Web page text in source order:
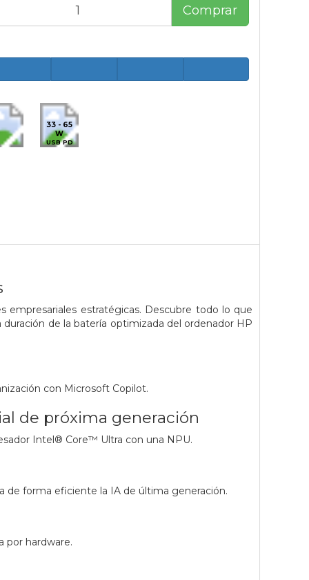
Comprar
33 - 65
W
USB PD
estratégicas. Descubre todo lo que
de la batería optimizada del ordenador HP
con Microsoft Copilot.
de próxima generación
Intel® Core™ Ultra con una NPU.
de forma eficiente la IA de última generación.
por hardware.